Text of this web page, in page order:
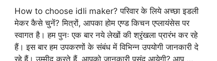
How to choose idli maker? परिवार के लिये अच्छा इडली
मेकर कैसे चुनें? मित्रों, आपका होम एण्ड किचन एप्लायंसेस पर
स्वागत है। हम पुनः एक बार नये लेखों की श्रृंखला प्रारंभ कर रहे
हैं। इस बार हम उपकरणों के संबंध में विभिन्न उपयोगी जानकारी दे
रहे हैं। उम्मीद करते हैं, आपको जानकारी पसंद आयेगी? आप …